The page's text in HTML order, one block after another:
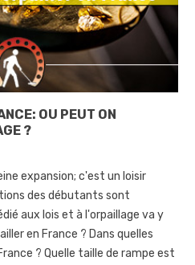
OU PEUT ON
?
expansion; c'est un loisir
des débutants sont
aux lois et à l'orpaillage va y
en France ? Dans quelles
? Quelle taille de rampe est